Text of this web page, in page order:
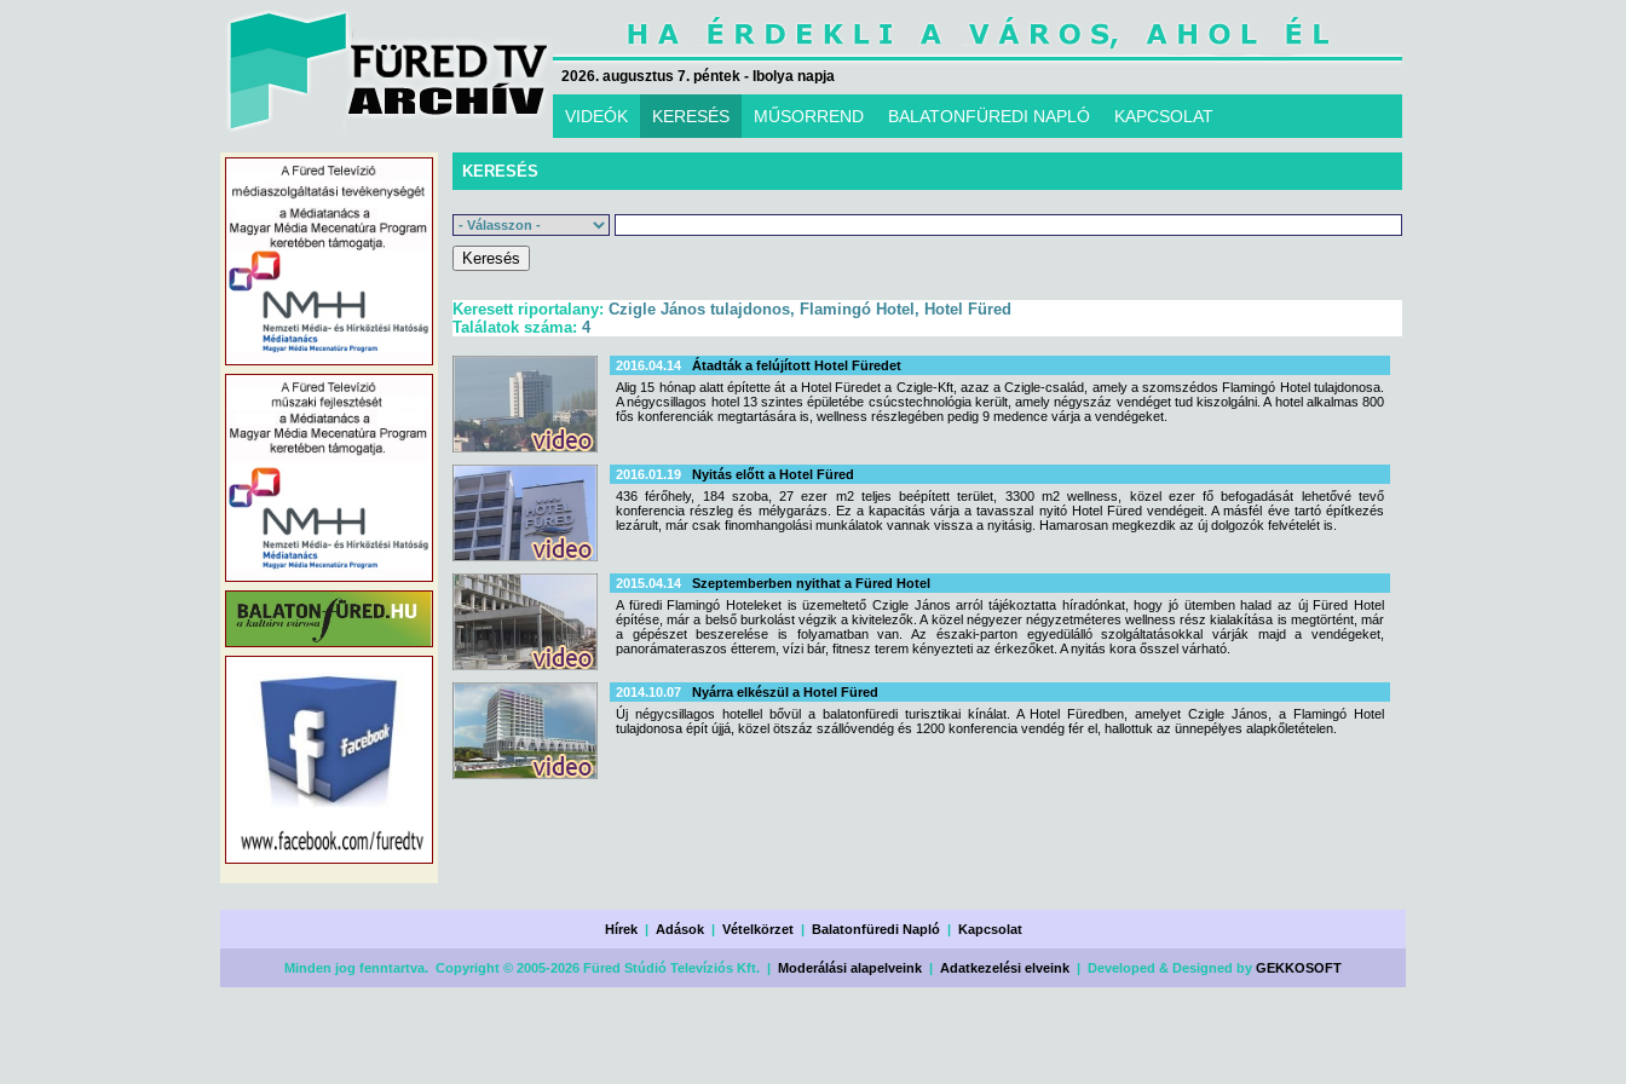
2026. augusztus 7. péntek - Ibolya napja
VIDEÓK KERESÉS MŰSORREND BALATONFÜREDI NAPLÓ KAPCSOLAT
KERESÉS
Keresett riportalany: Czigle János tulajdonos, Flamingó Hotel, Hotel Füred
Találatok száma: 4
2016.04.14
Átadták a felújított Hotel Füredet
Alig 15 hónap alatt építette át a Hotel Füredet a Czigle-Kft, azaz a Czigle-család, amely a szomszédos Flamingó Hotel tulajdonosa.
A négycsillagos hotel 13 szintes épületébe csúcstechnológia került, amely négyszáz vendéget tud kiszolgálni. A hotel alkalmas 800
fős konferenciák megtartására is, wellness részlegében pedig 9 medence várja a vendégeket.
2016.01.19
Nyitás előtt a Hotel Füred
436 férőhely, 184 szoba, 27 ezer m2 teljes beépített terület, 3300 m2 wellness, közel ezer fő befogadását lehetővé tevő
konferencia részleg és mélygarázs. Ez a kapacitás várja a tavasszal nyitó Hotel Füred vendégeit. A másfél éve tartó építkezés
lezárult, már csak finomhangolási munkálatok vannak vissza a nyitásig. Hamarosan megkezdik az új dolgozók felvételét is.
2015.04.14
Szeptemberben nyithat a Füred Hotel
A füredi Flamingó Hoteleket is üzemeltető Czigle János arról tájékoztatta híradónkat, hogy jó ütemben halad az új Füred Hotel
építése, már a belső burkolást végzik a kivitelezők. A közel négyezer négyzetméteres wellness rész kialakítása is megtörtént, már
a gépészet beszerelése is folyamatban van. Az északi-parton egyedülálló szolgáltatásokkal várják majd a vendégeket,
panorámateraszos étterem, vízi bár, fitnesz terem kényezteti az érkezőket. A nyitás kora ősszel várható.
2014.10.07
Nyárra elkészül a Hotel Füred
Új négycsillagos hotellel bővül a balatonfüredi turisztikai kínálat. A Hotel Füredben, amelyet Czigle János, a Flamingó Hotel
tulajdonosa épít újjá, közel ötszáz szállóvendég és 1200 konferencia vendég fér el, hallottuk az ünnepélyes alapkőletételen.
Hírek| Adások| Vételkörzet| Balatonfüredi Napló| Kapcsolat
Minden jog fenntartva. Copyright © 2005-2026 Füred Stúdió Televíziós Kft. | Moderálási alapelveink | Adatkezelési elveink | Developed & Designed by GEKKOSOFT